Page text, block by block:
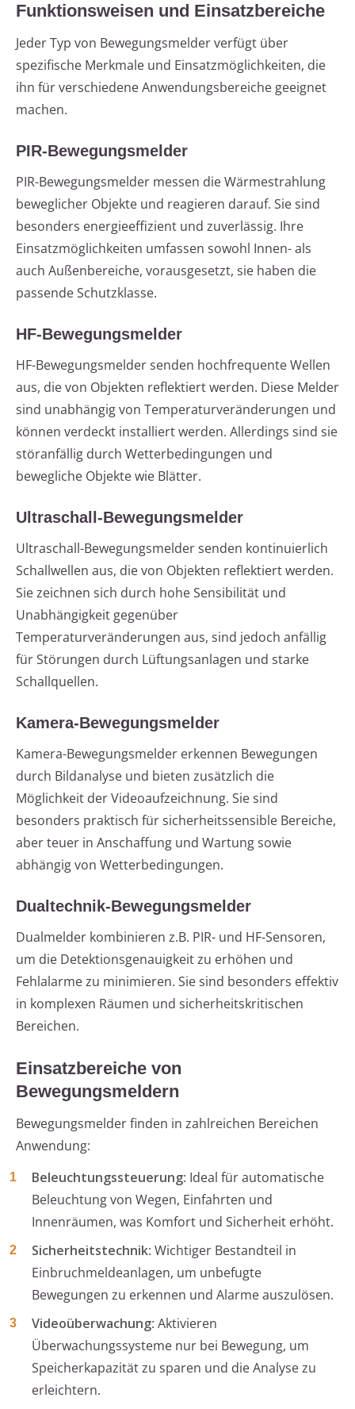
Funktionsweisen und Einsatzbereiche
Jeder Typ von Bewegungsmelder verfügt über
spezifische Merkmale und Einsatzmöglichkeiten, die
ihn für verschiedene Anwendungsbereiche geeignet
machen.
PIR-Bewegungsmelder
PIR-Bewegungsmelder messen die Wärmestrahlung
beweglicher Objekte und reagieren darauf. Sie sind
besonders energieeffizient und zuverlässig. Ihre
Einsatzmöglichkeiten umfassen sowohl Innen- als
auch Außenbereiche, vorausgesetzt, sie haben die
passende Schutzklasse.
HF-Bewegungsmelder
HF-Bewegungsmelder senden hochfrequente Wellen
aus, die von Objekten reflektiert werden. Diese Melder
sind unabhängig von Temperaturveränderungen und
können verdeckt installiert werden. Allerdings sind sie
störanfällig durch Wetterbedingungen und
bewegliche Objekte wie Blätter.
Ultraschall-Bewegungsmelder
Ultraschall-Bewegungsmelder senden kontinuierlich
Schallwellen aus, die von Objekten reflektiert werden.
Sie zeichnen sich durch hohe Sensibilität und
Unabhängigkeit gegenüber
Temperaturveränderungen aus, sind jedoch anfällig
für Störungen durch Lüftungsanlagen und starke
Schallquellen.
Kamera-Bewegungsmelder
Kamera-Bewegungsmelder erkennen Bewegungen
durch Bildanalyse und bieten zusätzlich die
Möglichkeit der Videoaufzeichnung. Sie sind
besonders praktisch für sicherheitssensible Bereiche,
aber teuer in Anschaffung und Wartung sowie
abhängig von Wetterbedingungen.
Dualtechnik-Bewegungsmelder
Dualmelder kombinieren z.B. PIR- und HF-Sensoren,
um die Detektionsgenauigkeit zu erhöhen und
Fehlalarme zu minimieren. Sie sind besonders effektiv
in komplexen Räumen und sicherheitskritischen
Bereichen.
Einsatzbereiche von
Bewegungsmeldern
Bewegungsmelder finden in zahlreichen Bereichen
Anwendung:
Beleuchtungssteuerung: Ideal für automatische
Beleuchtung von Wegen, Einfahrten und
Innenräumen, was Komfort und Sicherheit erhöht.
Sicherheitstechnik: Wichtiger Bestandteil in
Einbruchmeldeanlagen, um unbefugte
Bewegungen zu erkennen und Alarme auszulösen.
Videoüberwachung: Aktivieren
Überwachungssysteme nur bei Bewegung, um
Speicherkapazität zu sparen und die Analyse zu
erleichtern.